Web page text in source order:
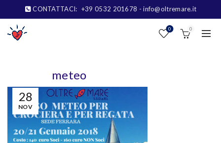
CONTATTACI: +39 0532 201678 - info@oltremare.it
0 0
28
NOV
meteo